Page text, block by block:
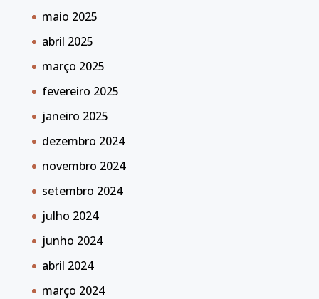
maio 2025
abril 2025
março 2025
fevereiro 2025
janeiro 2025
dezembro 2024
novembro 2024
setembro 2024
julho 2024
junho 2024
abril 2024
março 2024